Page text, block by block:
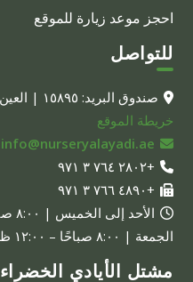
احجز موعد زيارة للموقع
للتواصل
صندوق البريد: ١٥٨٩٥ | العين ، الإمارات العربية المتحدة
خريطة الموقع
info@nurseryalayadi.ae
+٢٨٠٢ ٧٦٤ ٣ ٩٧١
+٤٨٩٠ ٧٦٦ ٣ ٩٧١
الأحد إلى الخميس | ٨:٠٠ صباحًا – ٤:٣٠ مساءً
الجمعة | ٨:٠٠ صباحًا – ١٢:٠٠ ظهراً
مشتل الأيادي الخضراء